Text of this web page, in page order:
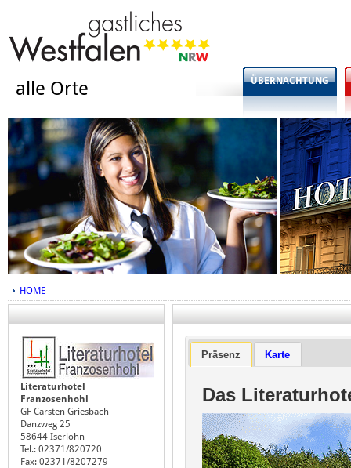
alle Orte ÜBERNACHTUNG
HOME
Literaturhotel
Franzosenhohl
GF Carsten Griesbach
Danzweg 25
58644 Iserlohn
Tel.: 02371/820720
Fax: 02371/8207279
Präsenz Karte
Das